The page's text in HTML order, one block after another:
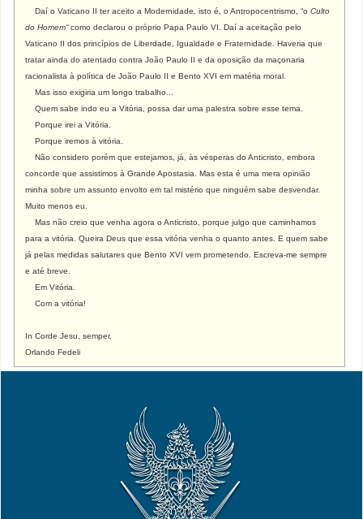
Daí o Vaticano II ter aceito a Modernidade, isto é, o Antropocentrismo, “o Culto
do Homem“como declarou o próprio Papa Paulo VI. Daí a aceitação pelo
Vaticano II dos princípios de Liberdade, Igualdade e Fraternidade. Haveria que
tratar ainda do atentado contra João Paulo II e da oposição da maçonaria
racionalista à política de João Paulo II e Bento XVI em matéria moral.
Mas isso exigiria um longo trabalho...
Quem sabe indo eu a Vitória, possa dar uma palestra sobre esse tema.
Porque irei a Vitória.
Porque iremos à vitória.
Não considero porém que estejamos, já, às vésperas do Anticristo, embora
concorde que assistimos à Grande Apostasia. Mas esta é uma mera opinião
minha sobre um assunto envolto em tal mistério que ninguém sabe desvendar.
Muito menos eu.
Mas não creio que venha agora o Anticristo, porque julgo que caminhamos
para a vitória. Queira Deus que essa vitória venha o quanto antes. E quem sabe
já pelas medidas salutares que Bento XVI vem prometendo. Escreva-me sempre
e até breve.
Em Vitória.
Com a vitória!
In Corde Jesu, semper,
Orlando Fedeli